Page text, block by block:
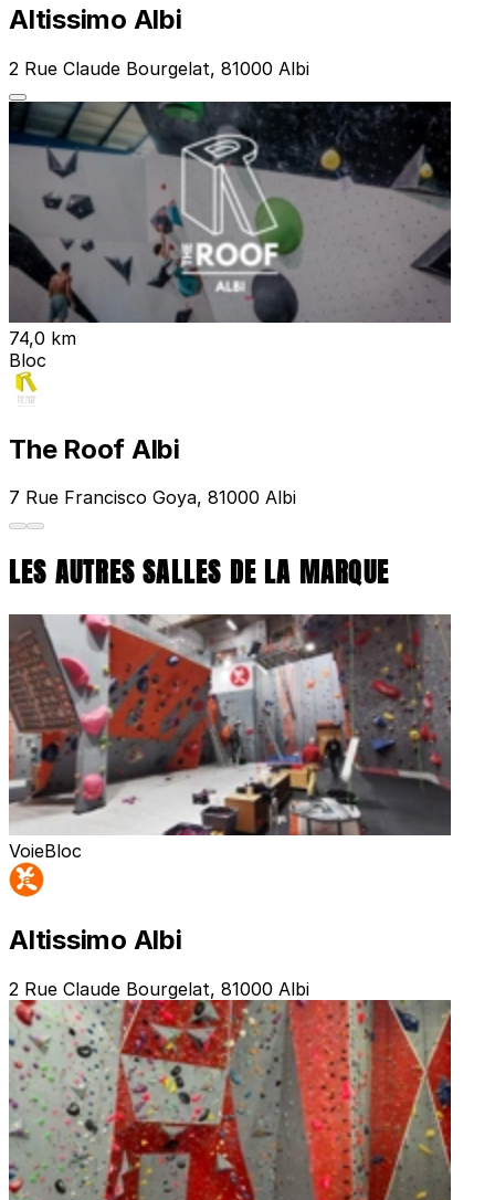
Altissimo Albi
2 Rue Claude Bourgelat, 81000 Albi
74,0 km
Bloc
The Roof Albi
7 Rue Francisco Goya, 81000 Albi
LES AUTRES SALLES DE LA MARQUE
VoieBloc
Altissimo Albi
2 Rue Claude Bourgelat, 81000 Albi